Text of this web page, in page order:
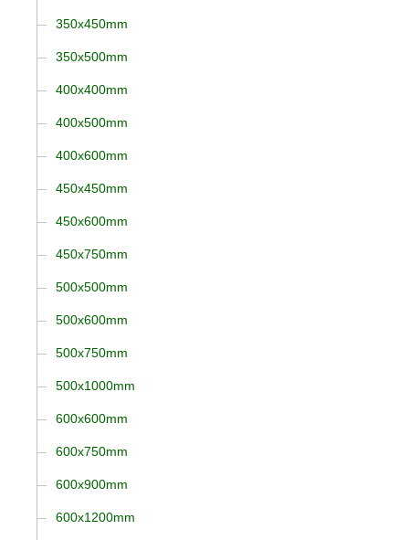
350x450mm
350x500mm
400x400mm
400x500mm
400x600mm
450x450mm
450x600mm
450x750mm
500x500mm
500x600mm
500x750mm
500x1000mm
600x600mm
600x750mm
600x900mm
600x1200mm